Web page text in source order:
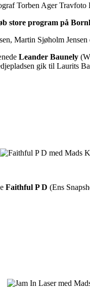
store program på
Martin Sjøholm
Leander Baunely
gik til Laurits
Faithful P D (Ens